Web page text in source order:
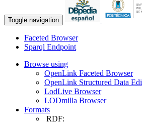
Toggle navigation
Faceted Browser
Sparql Endpoint
Browse using
OpenLink Faceted Browser
OpenLink Structured Data
LodLive Browser
LODmilla Browser
Formats
RDF: